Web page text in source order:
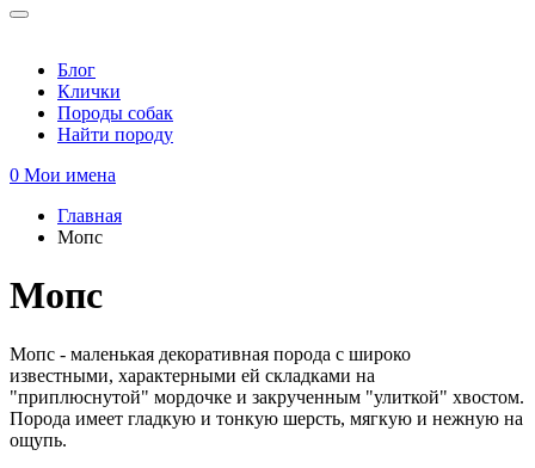
Блог
Клички
Породы собак
Найти породу
0 Мои имена
Вы здесь
Главная
Мопс
Мопс
Мопс - маленькая декоративная порода с широко
известными, характерными ей складками на
"приплюснутой" мордочке и закрученным "улиткой" хвостом.
Порода имеет гладкую и тонкую шерсть, мягкую и нежную на
ощупь.